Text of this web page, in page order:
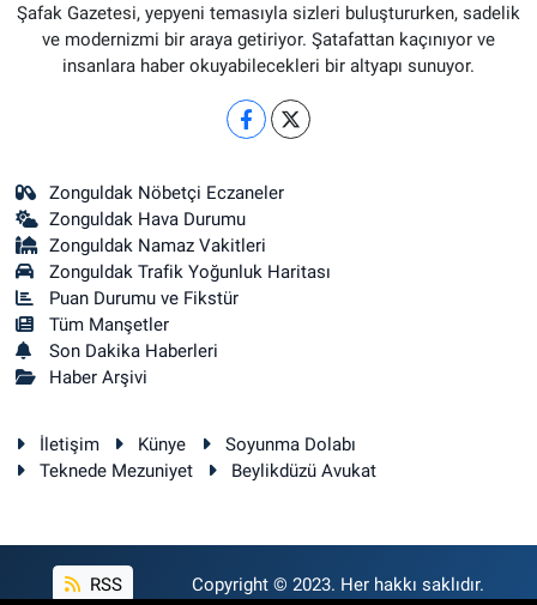
Şafak Gazetesi, yepyeni temasıyla sizleri buluştururken, sadelik
ve modernizmi bir araya getiriyor. Şatafattan kaçınıyor ve
insanlara haber okuyabilecekleri bir altyapı sunuyor.
Zonguldak Nöbetçi Eczaneler
Zonguldak Hava Durumu
Zonguldak Namaz Vakitleri
Zonguldak Trafik Yoğunluk Haritası
Puan Durumu ve Fikstür
Tüm Manşetler
Son Dakika Haberleri
Haber Arşivi
İletişim Künye
Soyunma Dolabı
Teknede Mezuniyet
Beylikdüzü Avukat
RSS Copyright © 2023. Her hakkı saklıdır.